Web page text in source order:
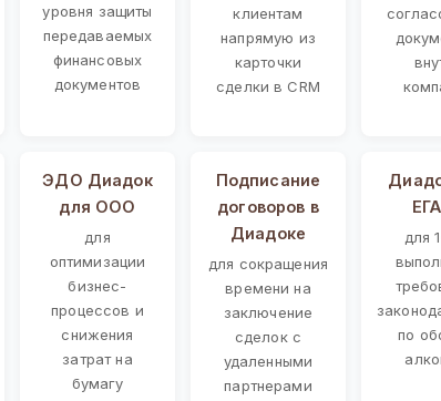
уровня защиты
передаваемых
финансовых
документов
клиентам
напрямую из
карточки
сделки в CRM
ЭДО Диадок
для ООО
для
оптимизации
бизнес-
процессов и
снижения
затрат на
бумагу
Подписание
договоров в
Диадоке
для сокращения
времени на
заключение
сделок с
удаленными
партнерами
для
по